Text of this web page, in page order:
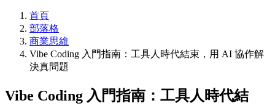
首頁
部落格
商業思維
Vibe Coding 入門指南：工具人時代結束，用 AI 協作解
決真問題
Vibe Coding 入門指南：工具人時代結